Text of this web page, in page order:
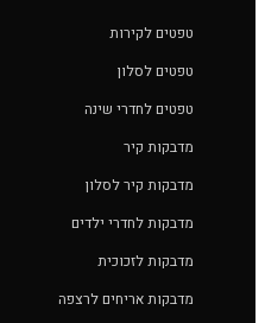
טפטים לקירות
טפטים לסלון
טפטים לחדרי שינה
מדבקות קיר
מדבקות קיר לסלון
מדבקות לחדרי ילדים
מדבקות לזכוכית
מדבקות אריחים לרצפה